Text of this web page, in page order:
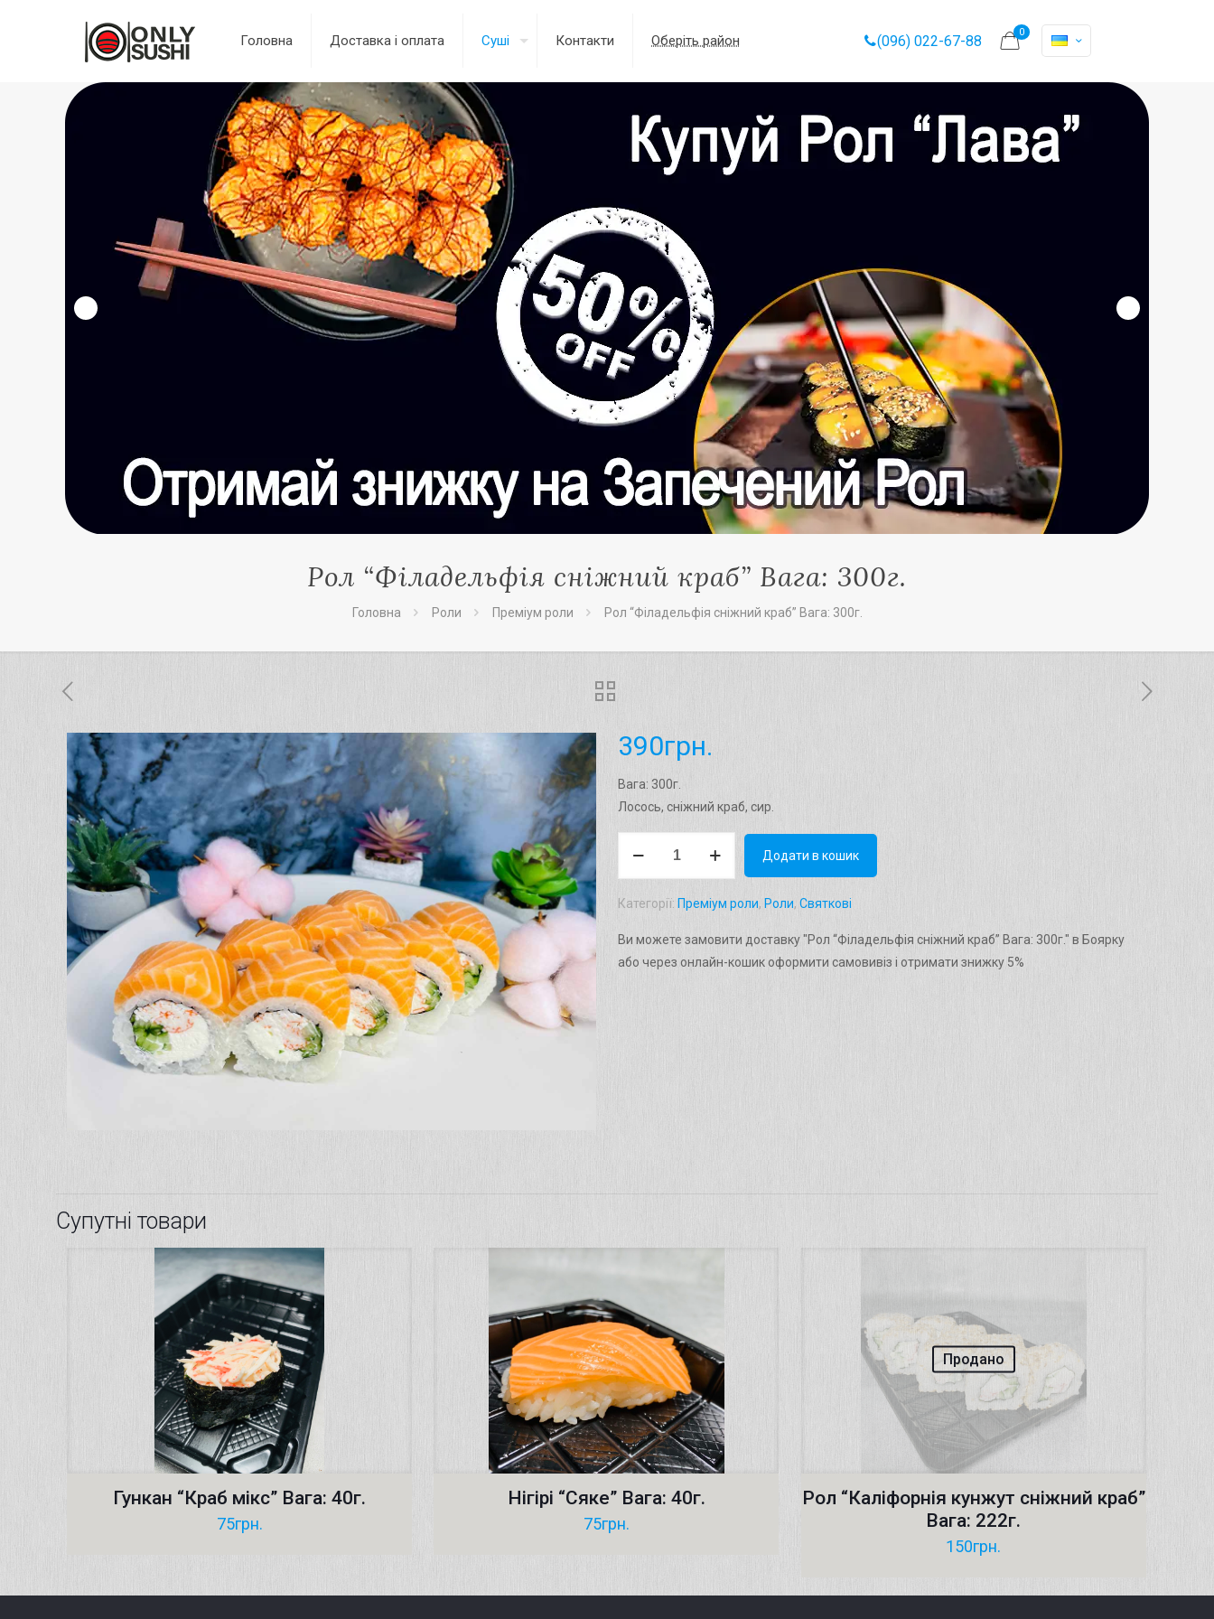
Головна Доставка і оплата Суші Контакти Оберіть район (096) 022-67-88
0
Рол “Філадельфія сніжний краб” Вага: 300г.
Головна Роли Преміум роли Рол “Філадельфія сніжний краб” Вага: 300г.
390грн.
Вага: 300г.
Лосось, сніжний краб, сир.
"Філадельфія
краб"
Вага:
300г.
Додати в кошик
Категорії: Преміум роли, Роли, Святкові
Ви можете замовити доставку "Рол “Філадельфія сніжний краб” Вага: 300г." в Боярку
або через онлайн-кошик оформити самовивіз і отримати знижку 5%
Супутні товари
Гункан “Краб мікс” Вага: 40г.
75грн.
Нігірі “Сяке” Вага: 40г.
75грн.
Продано
Рол “Каліфорнія кунжут сніжний краб”
Вага: 222г.
150грн.